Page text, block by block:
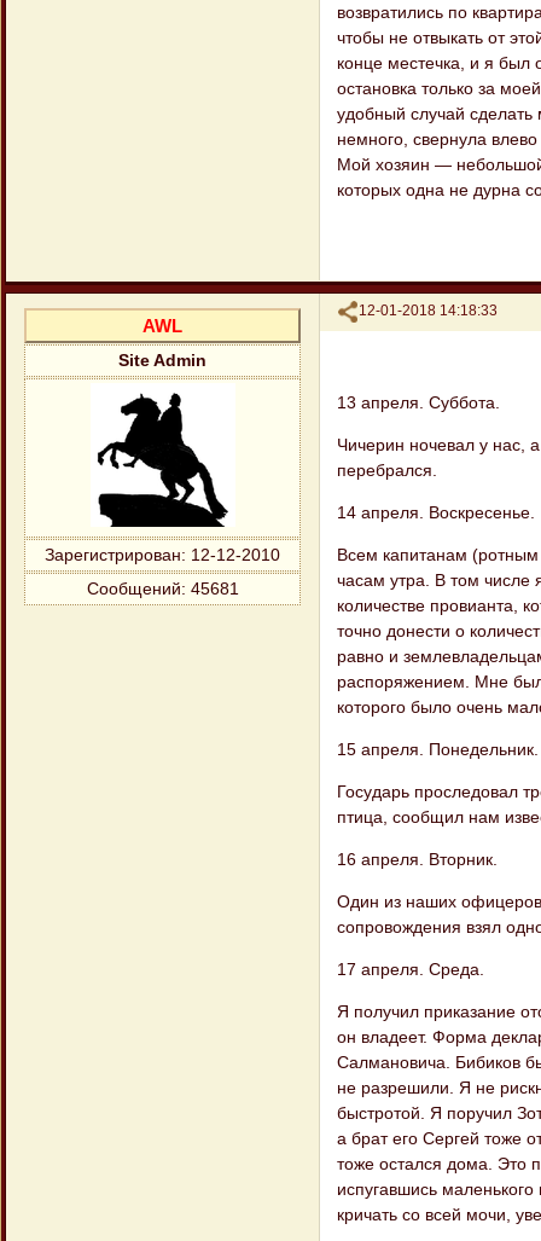
возвратились по
чтобы не отвыкать от
конце местечка, и я был
остановка только за
удобный случай
немного, свернула
Мой хозяин — небольшой
которых одна не дурна
Поделиться
12-01-2018 14:18:33
AWL
Site Admin
Зарегистрирован: 12-12-2010
Сообщений: 45681
13 апреля. Суббота.
Чичерин ночевал у нас,
перебрался.
14 апреля. Воскресенье.
Всем капитанам (ротным
часам утра. В том числе
количестве провианта,
точно донести о
равно и
распоряжением. Мне
которого было очень
15 апреля. Понедельник.
Государь проследовал
птица, сообщил нам
16 апреля. Вторник.
Один из наших
сопровождения взял
17 апреля. Среда.
Я получил приказание
он владеет. Форма
Салмановича. Бибиков
не разрешили. Я не
быстротой. Я поручил
а брат его Сергей тоже
тоже остался дома. Это
испугавшись
кричать со всей мочи,